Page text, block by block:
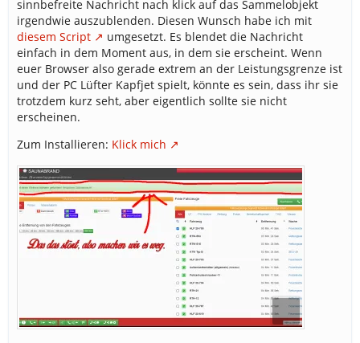
sinnbefreite Nachricht nach klick auf das Sammelobjekt
irgendwie auszublenden. Diesen Wunsch habe ich mit
diesem Script
umgesetzt. Es blendet die Nachricht
einfach in dem Moment aus, in dem sie erscheint. Wenn
euer Browser also gerade extrem an der Leistungsgrenze ist
und der PC Lüfter Kapfjet spielt, könnte es sein, dass ihr sie
trotzdem kurz seht, aber eigentlich sollte sie nicht
erscheinen.
Zum Installieren: Klick mich